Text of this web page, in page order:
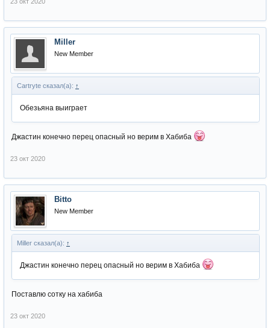
Miller
New Member
Cartryte сказал(а): ↑
Обезьяна выиграет
Джастин конечно перец опасный но верим в Хабиба
23 окт 2020
Bitto
New Member
Miller сказал(а): ↑
Джастин конечно перец опасный но верим в Хабиба
Поставлю сотку на хабиба
23 окт 2020